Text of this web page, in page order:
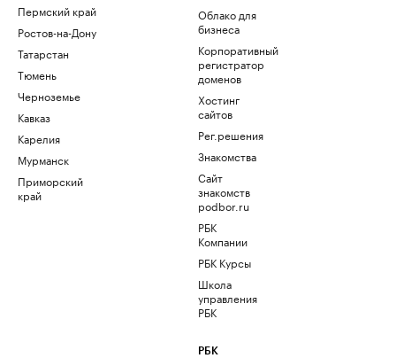
Пермский край
Ростов-на-Дону
Татарстан
Тюмень
Черноземье
Кавказ
Карелия
Мурманск
Приморский
край
Облако для
бизнеса
Корпоративный
регистратор
доменов
Хостинг
сайтов
Рег.решения
Знакомства
Сайт
знакомств
podbor.ru
РБК
Компании
РБК Курсы
Школа
управления
РБК
РБК